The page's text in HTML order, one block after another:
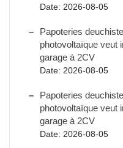
Date: 2026-08-05
Papoteries
photovoltaïque veut
garage à 2CV
Date: 2026-08-05
Papoteries
photovoltaïque veut
garage à 2CV
Date: 2026-08-05